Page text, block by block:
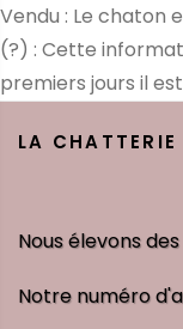
Vendu : Le chaton
(?) : Cette
premiers jours il
LA CHATTERIE
Nous élevons
Notre numéro